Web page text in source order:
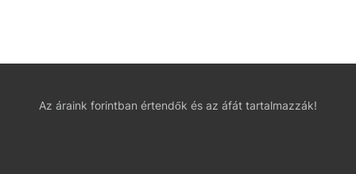
Az áraink forintban értendők és az áfát tartalmazzák!